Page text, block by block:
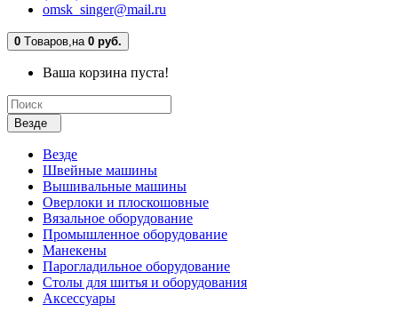
omsk_singer@mail.ru
0 Tоваров,на 0 руб.
Ваша корзина пуста!
Везде
Везде
Швейные машины
Вышивальные машины
Оверлоки и плоскошовные
Вязальное оборудование
Промышленное оборудование
Манекены
Парогладильное оборудование
Столы для шитья и оборудования
Аксессуары